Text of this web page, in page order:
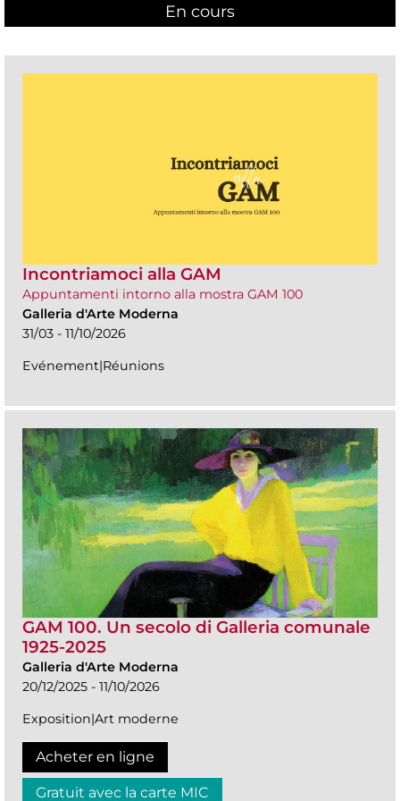
En cours
Incontriamoci alla GAM
Appuntamenti intorno alla mostra GAM 100
Galleria d'Arte Moderna
31/03 - 11/10/2026
Evénement|Réunions
GAM 100. Un secolo di Galleria comunale
1925-2025
Galleria d'Arte Moderna
20/12/2025 - 11/10/2026
Exposition|Art moderne
Acheter en ligne
Gratuit avec la carte MIC